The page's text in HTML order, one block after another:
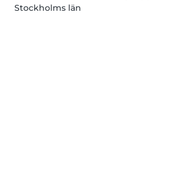
Stockholms län